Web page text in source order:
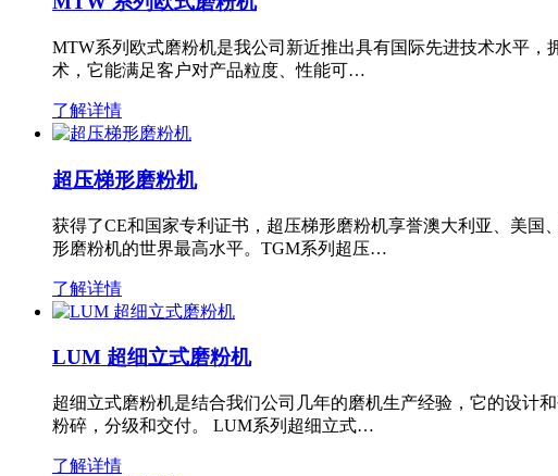
MTW系列欧式磨粉机是我公司新近推出具有国际先进技术水平
术，它能满足客户对产品粒度、性能可…
了解详情
超压梯形磨粉机
获得了CE和国家专利证书，超压梯形磨粉机享誉澳大利亚、美
形磨粉机的世界最高水平。TGM系列超压…
了解详情
LUM 超细立式磨粉机
超细立式磨粉机是结合我们公司几年的磨机生产经验，它的设计
粉碎，分级和交付。 LUM系列超细立式…
了解详情